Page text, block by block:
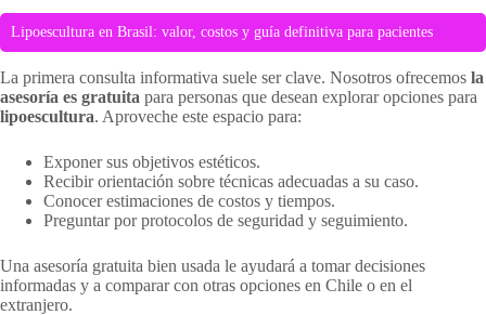
Lipoescultura en Brasil: valor, costos y guía definitiva para pacientes
La primera consulta informativa suele ser clave. Nosotros ofrecemos la
asesoría es gratuita para personas que desean explorar opciones para
lipoescultura. Aproveche este espacio para:
Exponer sus objetivos estéticos.
Recibir orientación sobre técnicas adecuadas a su caso.
Conocer estimaciones de costos y tiempos.
Preguntar por protocolos de seguridad y seguimiento.
Una asesoría gratuita bien usada le ayudará a tomar decisiones
informadas y a comparar con otras opciones en Chile o en el
extranjero.